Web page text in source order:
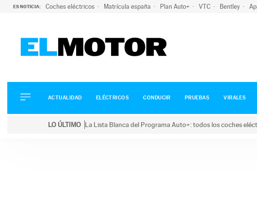
ES NOTICIA: Coches eléctricos Matrícula españa Plan Auto+ VTC Bentley
ELÉCTRICOS
CONDUCIR
ACTUALIDAD ELÉCTRICOS CONDUCIR PRUEBAS VIRALES
LO ÚLTIMO La Lista Blanca del Programa Auto+: todos los coches